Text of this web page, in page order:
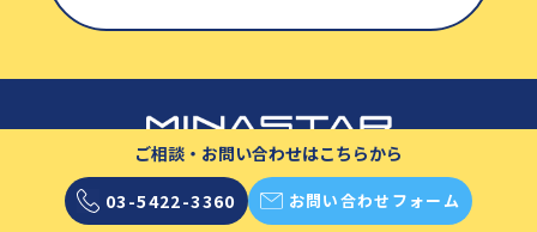
Copyright © MINASTAR Inc. All rights reserved.
ご相談・お問い合わせはこちらから
03-5422-3360
お問い合わせフォーム